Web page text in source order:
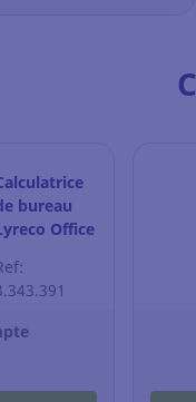
bureau
Office
-